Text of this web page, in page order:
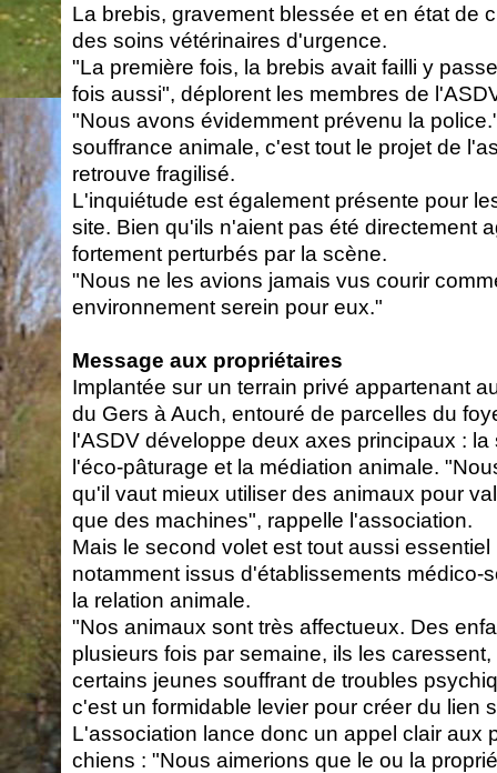
La brebis, gravement blessée et en état de
des soins vétérinaires d'urgence.
"La première fois, la brebis avait failli y
fois aussi", déplorent les membres de
"Nous avons évidemment prévenu la
souffrance animale, c'est tout le projet de
retrouve fragilisé.
L'inquiétude est également présente pour
site. Bien qu'ils n'aient pas été directement
fortement perturbés par la scène.
"Nous ne les avions jamais vus courir
environnement serein pour eux."
Message aux propriétaires
Implantée sur un terrain privé appartenant
du Gers à Auch, entouré de parcelles du
l'ASDV développe deux axes principaux :
l'éco-pâturage et la médiation animale.
qu'il vaut mieux utiliser des animaux pour
que des machines", rappelle l'association.
Mais le second volet est tout aussi
notamment issus d'établissements médico-
la relation animale.
"Nos animaux sont très affectueux. Des
plusieurs fois par semaine, ils les
certains jeunes souffrant de troubles
c'est un formidable levier pour créer du lien
L'association lance donc un appel clair aux
chiens : "Nous aimerions que le ou la